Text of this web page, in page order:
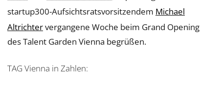
startup300-Aufsichtsratsvorsitzendem Michael
Altrichtervergangene Woche beim Grand Opening
des Talent Garden Vienna begrüßen.
TAG Vienna in Zahlen: